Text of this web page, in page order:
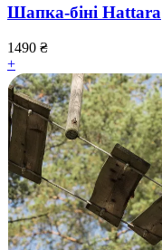
Шапка-біні Hattara
1490 ₴
+